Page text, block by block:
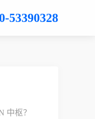
53390328
中枢？